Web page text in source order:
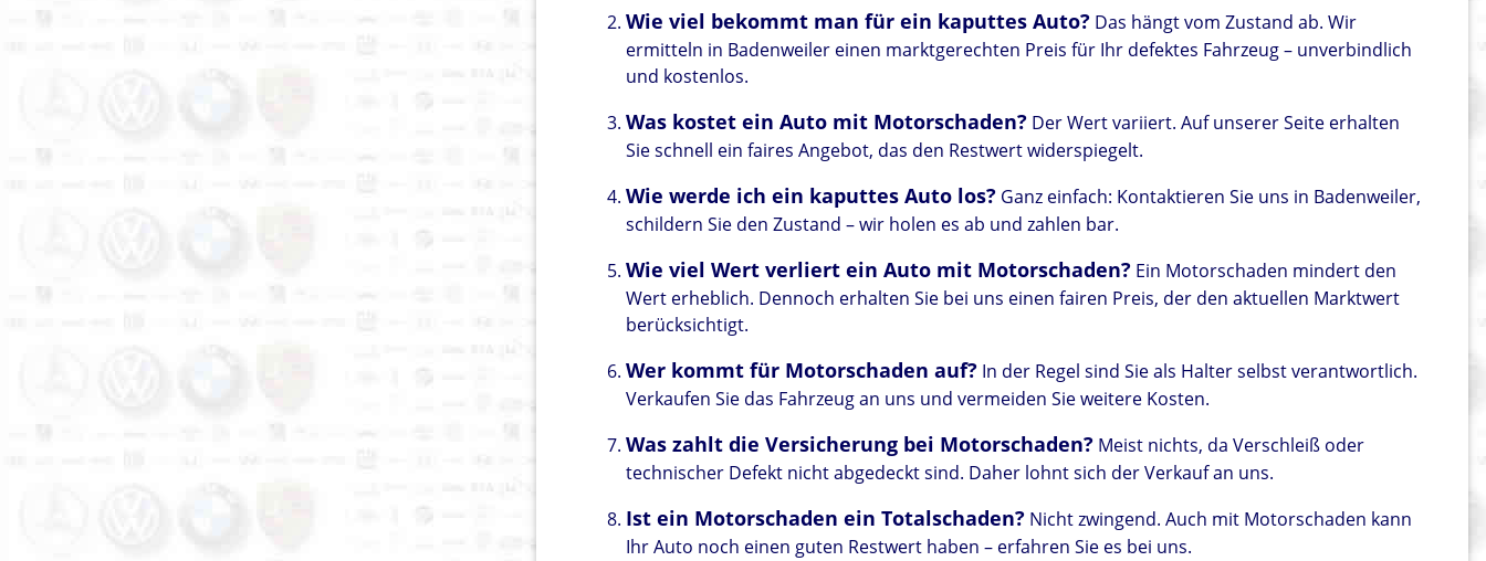
Wie viel bekommt man für ein kaputtes Auto? Das hängt vom Zustand ab. Wir
ermitteln in Badenweiler einen marktgerechten Preis für Ihr defektes Fahrzeug – unverbindlich
und kostenlos.
Was kostet ein Auto mit Motorschaden? Der Wert variiert. Auf unserer Seite erhalten
Sie schnell ein faires Angebot, das den Restwert widerspiegelt.
Wie werde ich ein kaputtes Auto los? Ganz einfach: Kontaktieren Sie uns in Badenweiler,
schildern Sie den Zustand – wir holen es ab und zahlen bar.
Wie viel Wert verliert ein Auto mit Motorschaden? Ein Motorschaden mindert den
Wert erheblich. Dennoch erhalten Sie bei uns einen fairen Preis, der den aktuellen Marktwert
berücksichtigt.
Wer kommt für Motorschaden auf? In der Regel sind Sie als Halter selbst verantwortlich.
Verkaufen Sie das Fahrzeug an uns und vermeiden Sie weitere Kosten.
Was zahlt die Versicherung bei Motorschaden? Meist nichts, da Verschleiß oder
technischer Defekt nicht abgedeckt sind. Daher lohnt sich der Verkauf an uns.
Ist ein Motorschaden ein Totalschaden? Nicht zwingend. Auch mit Motorschaden kann
Ihr Auto noch einen guten Restwert haben – erfahren Sie es bei uns.